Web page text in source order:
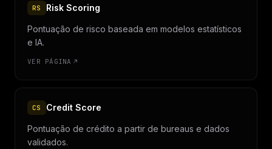
RS Risk Scoring
Pontuação de risco baseada em modelos estatísticos
e IA.
VER PÁGINA
CS Credit Score
Pontuação de crédito a partir de bureaus e dados
validados.